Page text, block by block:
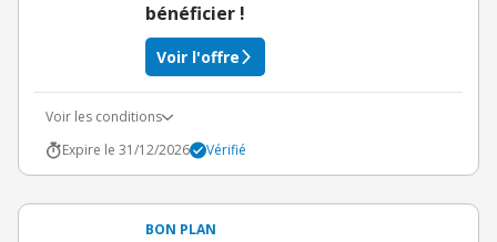
bénéficier !
Voir l'offre
Voir les conditions
Expire le 31/12/2026
Vérifié
BON PLAN